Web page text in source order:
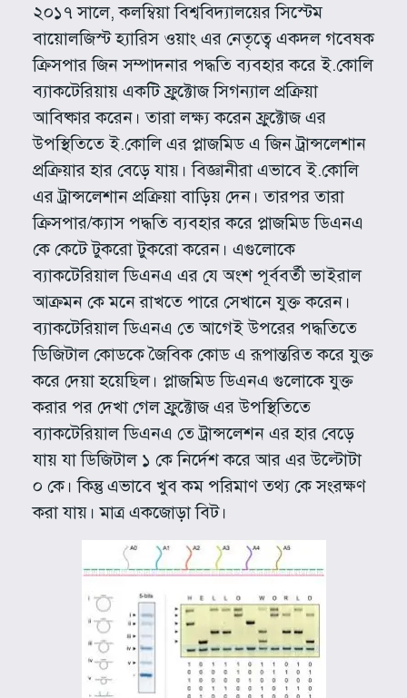
২০১৭ সালে, কলম্বিয়া বিশ্ববিদ্যালয়ের সিস্টেম
বায়োলজিস্ট হ্যারিস ওয়াং এর নেতৃত্বে একদল গবেষক
ক্রিসপার জিন সম্পাদনার পদ্ধতি ব্যবহার করে ই.কোলি
ব্যাকটেরিয়ায় একটি ফ্রুক্টোজ সিগন্যাল প্রক্রিয়া
আবিষ্কার করেন। তারা লক্ষ্য করেন ফ্রুক্টোজ এর
উপস্থিতিতে ই.কোলি এর প্লাজমিড এ জিন ট্রান্সলেশান
প্রক্রিয়ার হার বেড়ে যায়। বিজ্ঞানীরা এভাবে ই.কোলি
এর ট্রান্সলেশান প্রক্রিয়া বাড়িয় দেন। তারপর তারা
ক্রিসপার/ক্যাস পদ্ধতি ব্যবহার করে প্লাজমিড ডিএনএ
কে কেটে টুকরো টুকরো করেন। এগুলোকে
ব্যাকটেরিয়াল ডিএনএ এর যে অংশ পূর্ববর্তী ভাইরাল
আক্রমন কে মনে রাখতে পারে সেখানে যুক্ত করেন।
ব্যাকটেরিয়াল ডিএনএ তে আগেই উপরের পদ্ধতিতে
ডিজিটাল কোডকে জৈবিক কোড এ রূপান্তরিত করে যুক্ত
করে দেয়া হয়েছিল। প্লাজমিড ডিএনএ গুলোকে যুক্ত
করার পর দেখা গেল ফ্রুক্টোজ এর উপস্থিতিতে
ব্যাকটেরিয়াল ডিএনএ তে ট্রান্সলেশন এর হার বেড়ে
যায় যা ডিজিটাল ১ কে নির্দেশ করে আর এর উল্টোটা
০ কে। কিন্তু এভাবে খুব কম পরিমাণ তথ্য কে সংরক্ষণ
করা যায়। মাত্র একজোড়া বিট।